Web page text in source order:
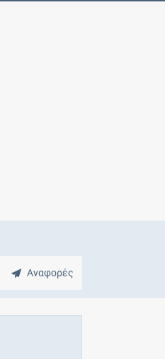
Αναφορές